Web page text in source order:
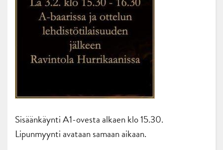
Sisäänkäynti A1-ovesta alkaen klo 15.30.
Lipunmyynti avataan samaan aikaan.